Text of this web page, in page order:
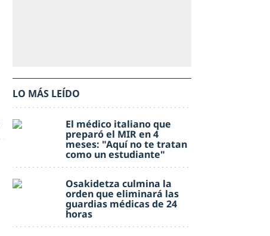
LO MÁS LEÍDO
El médico italiano que
preparó el MIR en 4
meses: "Aquí no te tratan
como un estudiante"
Osakidetza culmina la
orden que eliminará las
guardias médicas de 24
horas